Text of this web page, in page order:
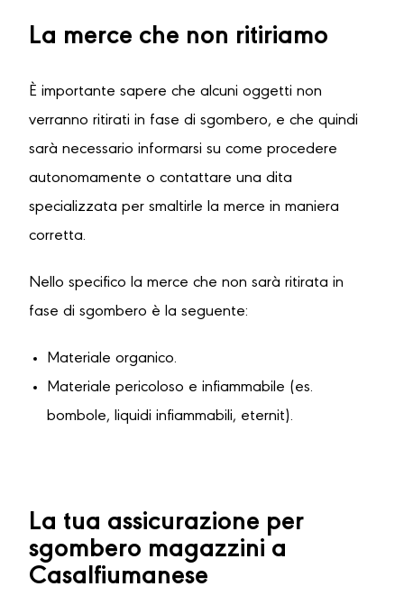
La merce che non ritiriamo
È importante sapere che alcuni oggetti non
verranno ritirati in fase di sgombero, e che quindi
sarà necessario informarsi su come procedere
autonomamente o contattare una dita
specializzata per smaltirle la merce in maniera
corretta.
Nello specifico la merce che non sarà ritirata in
fase di sgombero è la seguente:
Materiale organico.
Materiale pericoloso e infiammabile (es.
bombole, liquidi infiammabili, eternit).
La tua assicurazione per
sgombero magazzini a
Casalfiumanese